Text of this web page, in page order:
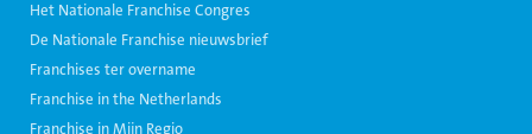
Het Nationale Franchise Congres
De Nationale Franchise nieuwsbrief
Franchises ter overname
Franchise in the Netherlands
Franchise in Mijn Regio